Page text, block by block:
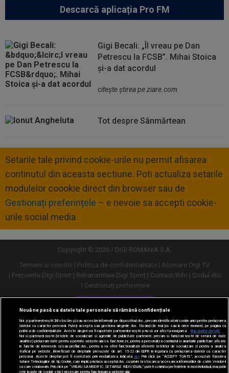
Descarcă aplicația Pro FM
Gigi Becali: „Îl vreau pe Dan
Petrescu la FCSB”. Mihai Stoica
și-a dat acordul
citeşte ştirea pe ziare.com
Tot despre Sânmărtean
Setarile tale privind cookie-urile nu permit afisarea
continutul din aceasta sectiune. Poti actualiza setarile
modulelor coookie direct din browser sau de
Gestionați preferințele – e nevoie sa accepti cookie-
urile social media
Copyright © 2026 / DIGI ROMANIA S.A.
Termeni si conditii
Politica de confidentialitate
Abonare Digi TV
Frecvente Digi Sport
Retransmisie Digi Sport Contact/Info
Codul etic
Gestionați preferințele
Versiune desktop
Nouă ne pasă ca datele tale personale să rămână confidențiale
Noi și partenerii noștri30stocăm și/sau accesăm informații pe dispozitivul dvs., precum identificatorii cookie unici pentru prelucrarea
datelor cu caracter personal. Puteți accepta sau gestiona alegerile dvs. făcând clic mai jos sau în orice moment, pe pagina cu
politica de confidențialitate. Aceste alegeri vor fi raportate partenerilor noștri și nu vă vor afecta navigarea.
Mai multe detalii
Noi si partenerii nostri (retelele de socializare si agentiile de publicitate partenere, precum si furnizorii nostri de servicii de date
analitice) prelucram date pentru a permite website-ului sa functioneze, pentru a personaliza continutul si anunturile publicitare afisate
in functie de interesele si/sau profilul dvs., pentru a va oferi functionalitati aferente retelelor de socializare si pentru a analiza
traficul pe website. Beneficiati de drepturile prevazute de art. 15-22 din GDPR in legatura cu prelucrarea datelor cu caracter
personal. Aceste drepturi pot fi exercitate prin modalitatea indicata aici. Prin click pe “ACCEPT TOATE”, acceptati folosirea
tuturor Tehnologiilor de tip Cookie, care implica inclusiv acceptul dvs. cu privire la stocarea/accesarea informatiilor de catre Vendor-ii
cu care colaboram. Prin click pe “VREAU SA MODIFIC SETARILE INDIVIDUAL” puteti schimba preferintele in mod individual, mai putin
cele legate de cookie strict necesare pentru functionarea website-ului.